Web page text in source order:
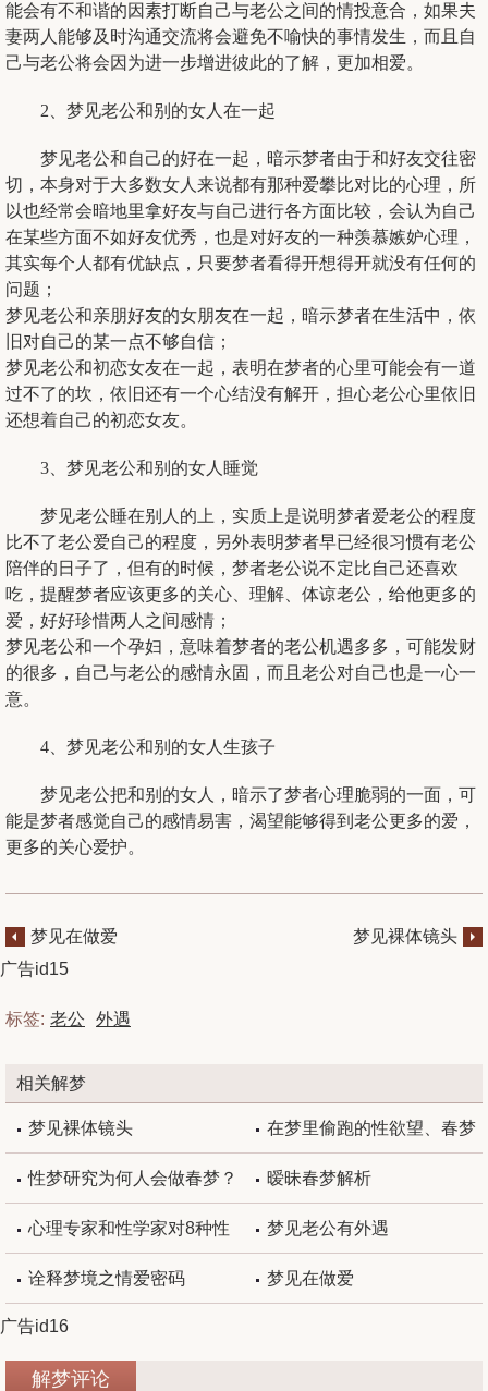
能会有不和谐的因素打断自己与老公之间的情投意合，如果夫
妻两人能够及时沟通交流将会避免不喻快的事情发生，而且自
己与老公将会因为进一步增进彼此的了解，更加相爱。
2、梦见老公和别的女人在一起
梦见老公和自己的好在一起，暗示梦者由于和好友交往密
切，本身对于大多数女人来说都有那种爱攀比对比的心理，所
以也经常会暗地里拿好友与自己进行各方面比较，会认为自己
在某些方面不如好友优秀，也是对好友的一种羡慕嫉妒心理，
其实每个人都有优缺点，只要梦者看得开想得开就没有任何的
问题；
梦见老公和亲朋好友的女朋友在一起，暗示梦者在生活中，依
旧对自己的某一点不够自信；
梦见老公和初恋女友在一起，表明在梦者的心里可能会有一道
过不了的坎，依旧还有一个心结没有解开，担心老公心里依旧
还想着自己的初恋女友。
3、梦见老公和别的女人睡觉
梦见老公睡在别人的上，实质上是说明梦者爱老公的程度
比不了老公爱自己的程度，另外表明梦者早已经很习惯有老公
陪伴的日子了，但有的时候，梦者老公说不定比自己还喜欢
吃，提醒梦者应该更多的关心、理解、体谅老公，给他更多的
爱，好好珍惜两人之间感情；
梦见老公和一个孕妇，意味着梦者的老公机遇多多，可能发财
的很多，自己与老公的感情永固，而且老公对自己也是一心一
意。
4、梦见老公和别的女人生孩子
梦见老公把和别的女人，暗示了梦者心理脆弱的一面，可
能是梦者感觉自己的感情易害，渴望能够得到老公更多的爱，
更多的关心爱护。
梦见在做爱
梦见裸体镜头
广告id15
标签: 老公 外遇
相关解梦
梦见裸体镜头 在梦里偷跑的性欲望、春梦
性梦研究为何人会做春梦？ 暧昧春梦解析
心理专家和性学家对8种性
梦的解读
梦见老公有外遇
诠释梦境之情爱密码 梦见在做爱
广告id16
解梦评论